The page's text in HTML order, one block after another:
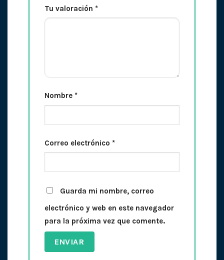
Tu valoración *
Nombre *
Correo electrónico *
Guarda mi nombre, correo
electrónico y web en este navegador
para la próxima vez que comente.